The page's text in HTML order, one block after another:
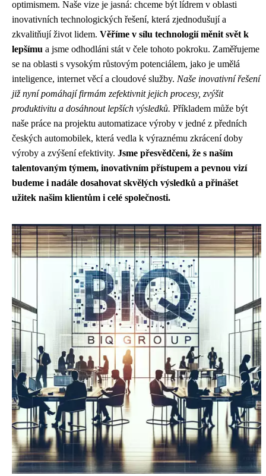
optimismem. Naše vize je jasná: chceme být lídrem v oblasti
inovativních technologických řešení, která zjednodušují a
zkvalitňují život lidem. Věříme v sílu technologií měnit svět k
lepšímu a jsme odhodláni stát v čele tohoto pokroku. Zaměřujeme
se na oblasti s vysokým růstovým potenciálem, jako je umělá
inteligence, internet věcí a cloudové služby. Naše inovativní řešení
již nyní pomáhají firmám zefektivnit jejich procesy, zvýšit
produktivitu a dosáhnout lepších výsledků. Příkladem může být
naše práce na projektu automatizace výroby v jedné z předních
českých automobilek, která vedla k výraznému zkrácení doby
výroby a zvýšení efektivity. Jsme přesvědčeni, že s naším
talentovaným týmem, inovativním přístupem a pevnou vizí
budeme i nadále dosahovat skvělých výsledků a přinášet
užitek našim klientům i celé společnosti.